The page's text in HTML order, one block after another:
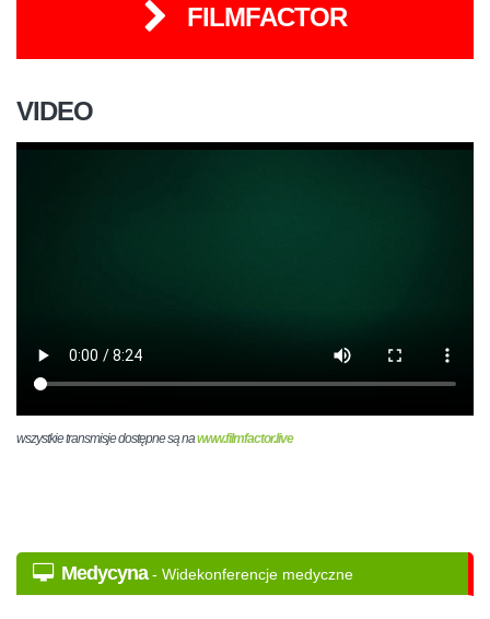
FILMFACTOR
VIDEO
wszystkie transmisje dostępne są nawww.filmfactor.live
Medycyna - Widekonferencje medyczne